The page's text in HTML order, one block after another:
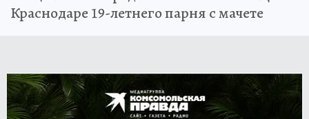
Краснодаре 19-летнего парня с мачете